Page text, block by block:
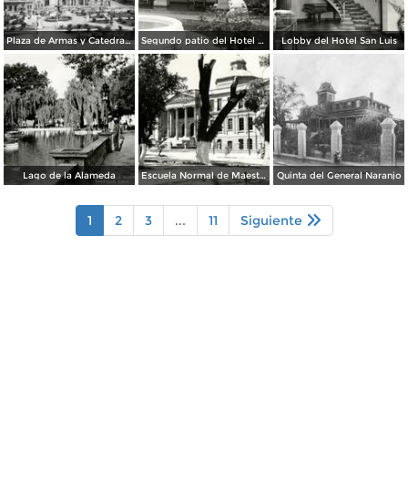
Plaza de Armas y Catedral de Saltillo Segundo patio del Hotel Arizpe Lobby del Hotel San Luis
Lago de la Alameda Escuela Normal de Maestros Quinta del General Naranjo
1 2 3 ... 11 Siguiente